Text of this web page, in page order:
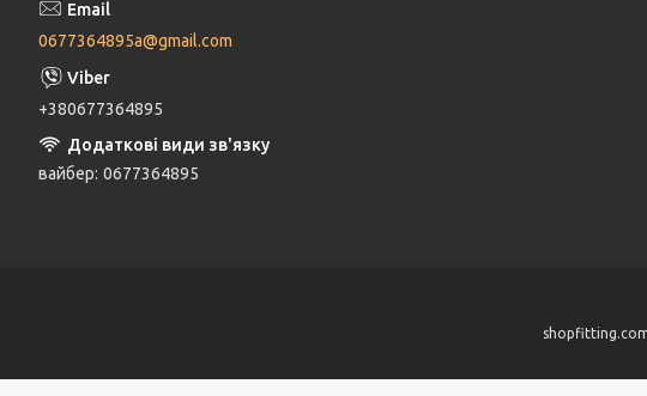
0677364895a@gmail.com
+380677364895
вайбер 0677364895